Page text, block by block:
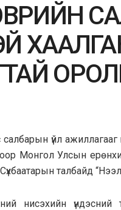
үйл ажиллагааг
Монгол Улсын
талбайд
нисэхийн